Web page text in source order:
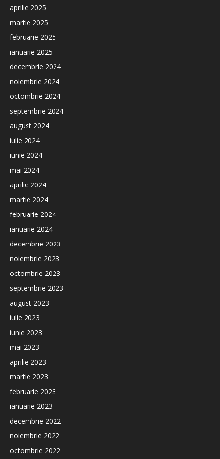
aprilie 2025
martie 2025
februarie 2025
ianuarie 2025
decembrie 2024
noiembrie 2024
octombrie 2024
septembrie 2024
august 2024
iulie 2024
iunie 2024
mai 2024
aprilie 2024
martie 2024
februarie 2024
ianuarie 2024
decembrie 2023
noiembrie 2023
octombrie 2023
septembrie 2023
august 2023
iulie 2023
iunie 2023
mai 2023
aprilie 2023
martie 2023
februarie 2023
ianuarie 2023
decembrie 2022
noiembrie 2022
octombrie 2022